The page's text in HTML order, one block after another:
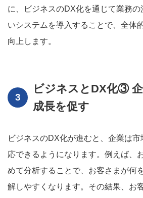
に、ビジネスのDX化を通じて業務の
いシステムを導入することで、全体
向上します。
ビジネスとDX化③
成長を促す
ビジネスのDX化が進むと、企業は
応できるようになります。例えば、
めて分析することで、お客さまが何
解しやすくなります。その結果、お